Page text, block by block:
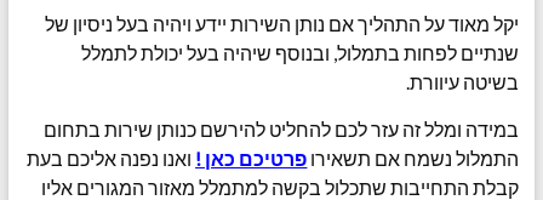
יקל מאוד על התהליך אם נותן השירות יידע ויהיה בעל ניסיון של
שנתיים לפחות בתמלול, ובנוסף שיהיה בעל יכולת לתמלל
בשיטה עיוורת.
במידה ומלל זה עזר לכם להחליט להירשם כנותן שירות בתחום
התמלול נשמח אם תשאירו פרטיכם כאן ! ואנו נפנה אליכם בעת
קבלת התחייבות שתכלול בקשה למתמלל מאזור המגורים אליו